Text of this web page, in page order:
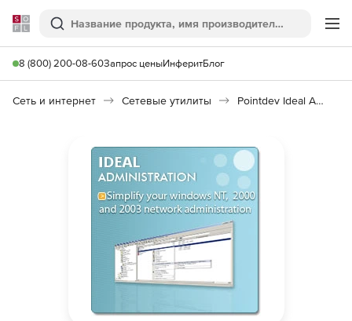
Softline
Поиск
8 (800) 200-08-60Запрос ценыИнферитБлог
Сеть и интернет Сетевые утилиты Pointdev Ideal Administration